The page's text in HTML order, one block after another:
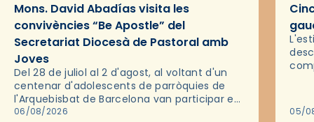
Mons. David Abadías visita les
convivències “Be Apostle” del
Secretariat Diocesà de Pastoral amb
Joves
Del 28 de juliol al 2 d'agost, al voltant d'un
centenar d'adolescents de parròquies de
l'Arquebisbat de Barcelona van participar en
les convivències Be Apostle, organitzades
06/08/2026 05/